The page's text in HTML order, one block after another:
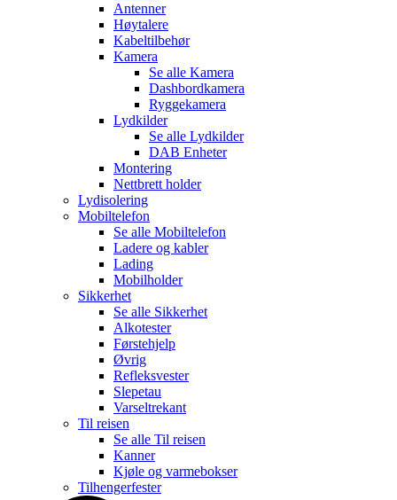
Antenner
Høytalere
Kabeltilbehør
Kamera
Se alle Kamera
Dashbordkamera
Ryggekamera
Lydkilder
Se alle Lydkilder
DAB Enheter
Montering
Nettbrett holder
Lydisolering
Mobiltelefon
Se alle Mobiltelefon
Ladere og kabler
Lading
Mobilholder
Sikkerhet
Se alle Sikkerhet
Alkotester
Førstehjelp
Øvrig
Refleksvester
Slepetau
Varseltrekant
Til reisen
Se alle Til reisen
Kanner
Kjøle og varmebokser
Tilhengerfester